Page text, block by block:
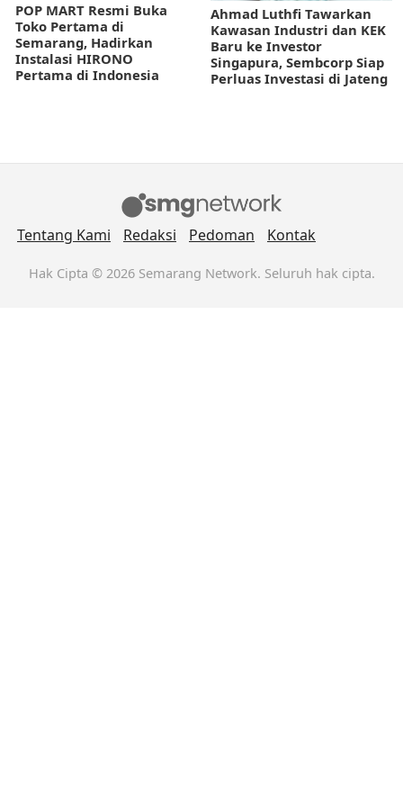
POP MART Resmi Buka
Toko Pertama di
Semarang, Hadirkan
Instalasi HIRONO
Pertama di Indonesia
Ahmad Luthfi Tawarkan
Kawasan Industri dan KEK
Baru ke Investor
Singapura, Sembcorp Siap
Perluas Investasi di Jateng
Tentang Kami Redaksi Pedoman Kontak
Hak Cipta © 2026 Semarang Network. Seluruh hak cipta.